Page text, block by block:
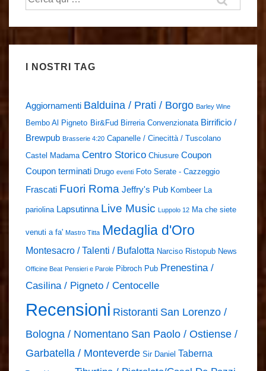
I NOSTRI TAG
Aggiornamenti Balduina / Prati / Borgo Barley Wine
Bembo Al Pigneto Bir&Fud Birreria Convenzionata Birrificio /
Brewpub Brasserie 4:20 Capanelle / Cinecittà / Tuscolano
Castel Madama Centro Storico Chiusure Coupon
Coupon terminati Drugo eventi Foto Serate - Cazzeggio
Frascati Fuori Roma Jeffry's Pub Kombeer La
pariolina Lapsutinna Live Music Luppolo 12 Ma che siete
venuti a fa' Mastro Titta Medaglia d'Oro
Montesacro / Talenti / Bufalotta Narciso Ristopub News
Officine Beat Pensieri e Parole Pibroch Pub Prenestina /
Casilina / Pigneto / Centocelle
Recensioni Ristoranti San Lorenzo /
Bologna / Nomentano San Paolo / Ostiense /
Garbatella / Monteverde Sir Daniel Taberna